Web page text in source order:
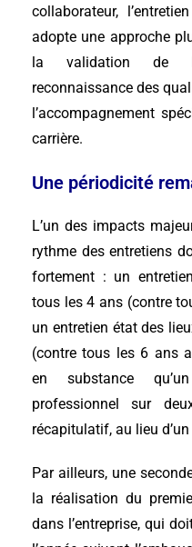
collaborateur,
adopte une approche
la validation de
reconnaissance des
l’accompagnement
carrière.
Une périodicité
L’un des impacts
rythme des entretiens
fortement : un
tous les 4 ans (contre
un entretien état des
(contre tous les 6 ans
en substance
professionnel sur
récapitulatif, au lieu
Par ailleurs, une
la réalisation du
dans l’entreprise, qui